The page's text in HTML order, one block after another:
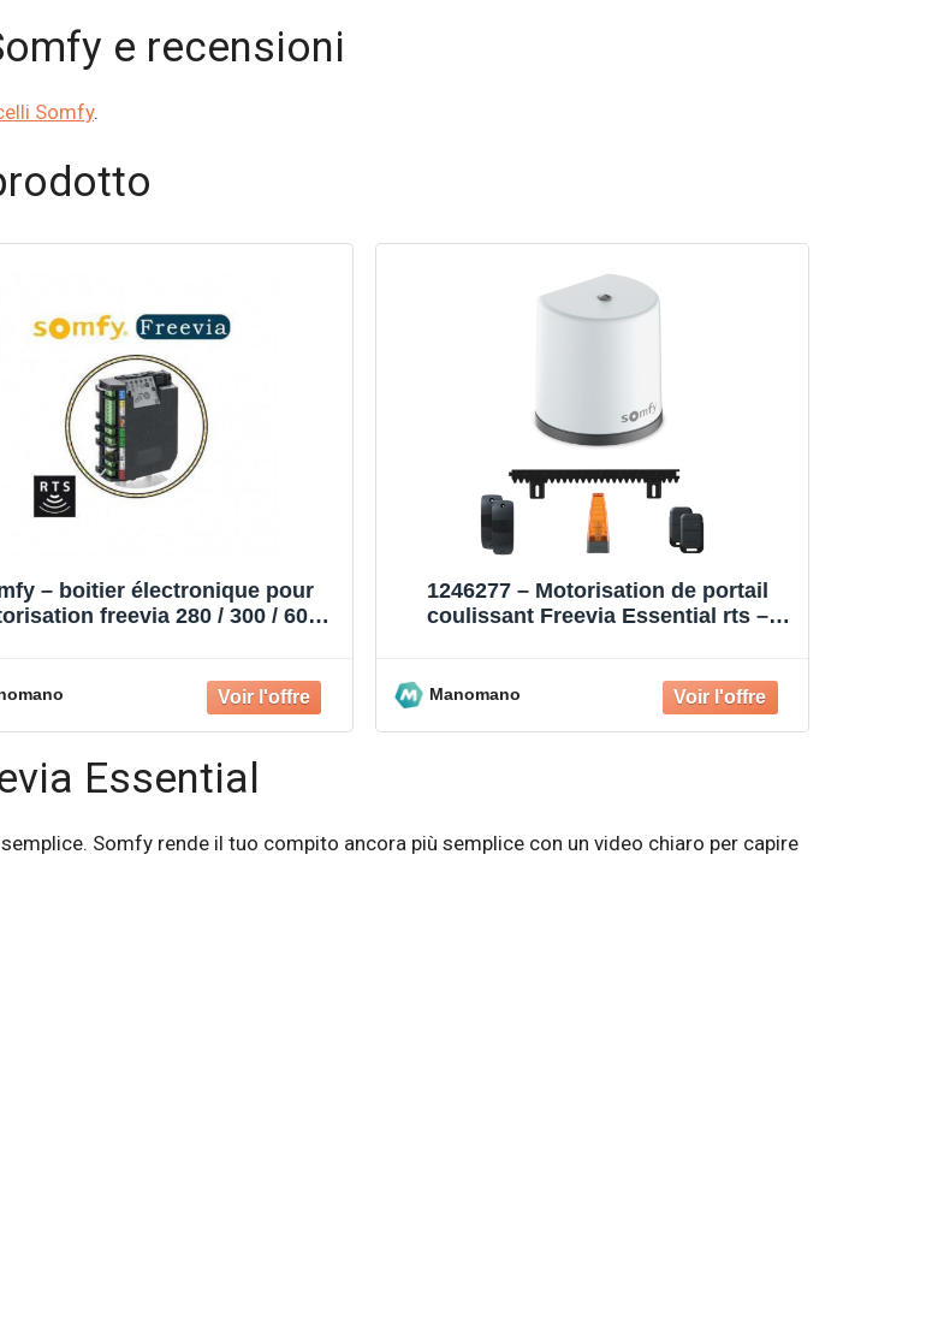
e recensioni
Somfy.
– boitier électronique pour
freevia 280 / 300 / 600
1246277 – Motorisation de portail
coulissant Freevia Essential rts –
Manomano
Essential
Somfy rende il tuo compito ancora più semplice con un video chiaro per capire